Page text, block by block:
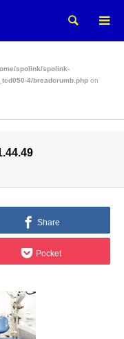
検索
spolink/spolink-
4/breadcrumb.php on
Share
Pocket